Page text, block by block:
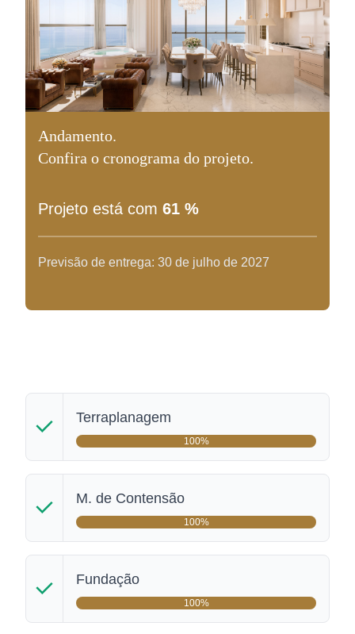
Andamento.
Confira o cronograma do projeto.
Projeto está com 61 %
Previsão de entrega: 30 de julho de 2027
Terraplanagem
100%
M. de Contensão
100%
Fundação
100%